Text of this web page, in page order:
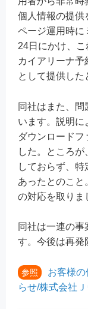
個人情報の提供
ページ運用時に
24日にかけ、
カイアリーナ
として提供した
同社はまた、
います。説明に
ダウンロードフ
した。ところ
しておらず、
あったとのこと
の対応を取りま
同社は一連の事
す。今後は再発
参照
お客様
らせ/株式会社